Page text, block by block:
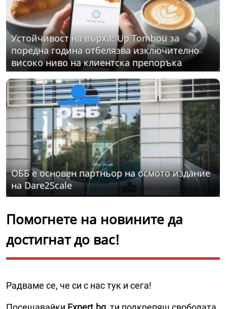
Устойчивост на върха: Up Tombou за
поредна година отбелязва изключително
високо ниво на клиентска препоръка
ОББ е основен партньор на осмото издание
на Dare2Scale
Помогнете на новините да
достигнат до вас!
Радваме се, че си с нас тук и сега!